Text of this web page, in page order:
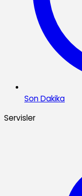
Son Dakika
Servisler